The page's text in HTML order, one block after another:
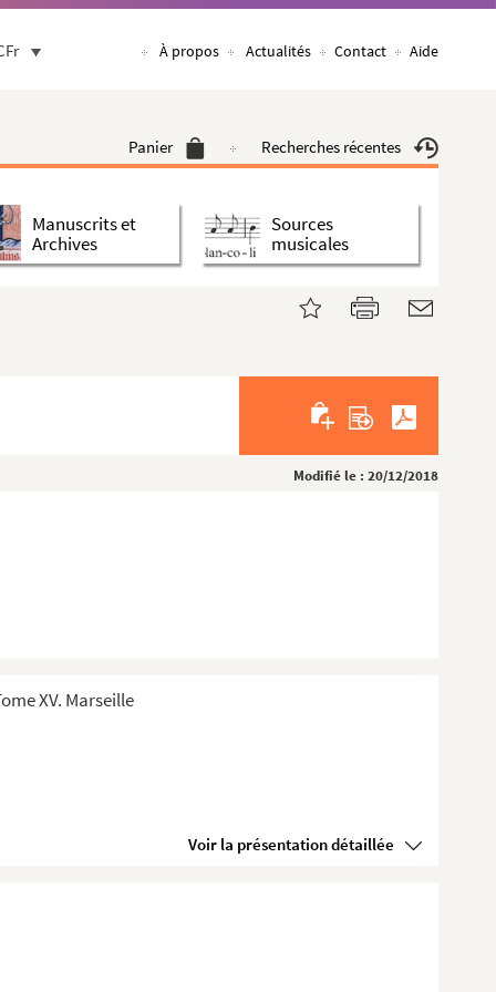
À propos Actualités Contact Aide
Panier Recherches récentes
Manuscrits et
Archives
Sources
musicales
Modifié le : 20/12/2018
XV. Marseille
Voir la présentation détaillée